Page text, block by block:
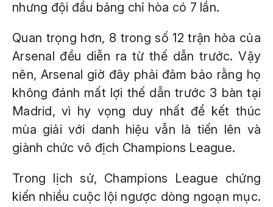
nhưng đội đầu bảng chỉ hòa có 7 lần.
Quan trọng hơn, 8 trong số 12 trận hòa của
Arsenal đều diễn ra từ thế dẫn trước. Vậy
nên, Arsenal giờ đây phải đảm bảo rằng họ
không đánh mất lợi thế dẫn trước 3 bàn tại
Madrid, vì hy vọng duy nhất để kết thúc
mùa giải với danh hiệu vẫn là tiến lên và
giành chức vô địch Champions League.
Trong lịch sử, Champions League chứng
kiến nhiều cuộc lội ngược dòng ngoạn mục.